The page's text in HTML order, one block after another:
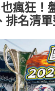
極限 ！
合彩天天都
瘋狂！
名清單